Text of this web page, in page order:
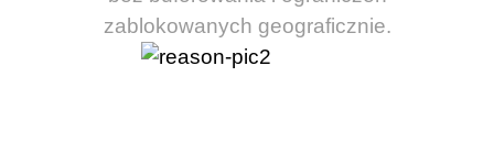
zablokowanych geograficznie.